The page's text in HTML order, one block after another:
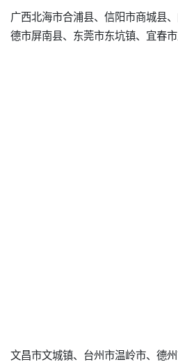
广西北海市合浦县、信阳市商城县
德市屏南县、东莞市东坑镇、宜春
文昌市文城镇、台州市温岭市、德